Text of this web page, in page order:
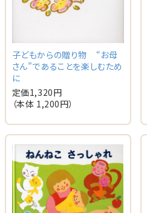
子どもからの贈り物 “お母
さん”であることを楽しむため
に
定価1,320円
（本体 1,200円）